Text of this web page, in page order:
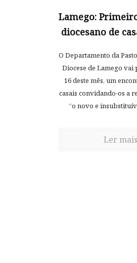
Lamego:
diocesano de
O Departamento da
Diocese de Lamego
16 deste mês, um
casais convidando-os a
“o novo e
Ler mais